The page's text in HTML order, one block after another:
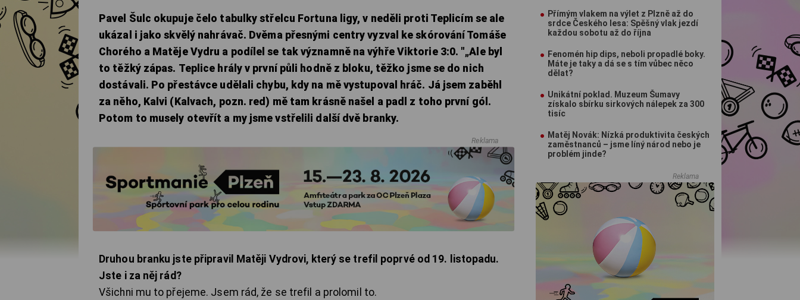
Pavel Šulc okupuje čelo tabulky střelcu Fortuna ligy, v neděli proti Teplicím se ale
ukázal i jako skvělý nahrávač. Dvěma přesnými centry vyzval ke skórování Tomáše
Chorého a Matěje Vydru a podílel se tak významně na výhře Viktorie 3:0. "„Ale byl
to těžký zápas. Teplice hrály v první půli hodně z bloku, těžko jsme se do nich
dostávali. Po přestávce udělali chybu, kdy na mě vystupoval hráč. Já jsem zaběhl
za něho, Kalvi (Kalvach, pozn. red) mě tam krásně našel a padl z toho první gól.
Potom to musely otevřít a my jsme vstřelili další dvě branky.
Reklama
Druhou branku jste připravil Matěji Vydrovi, který se trefil poprvé od 19. listopadu.
Jste i za něj rád?
Všichni mu to přejeme. Jsem rád, že se trefil a prolomil to.
Přímým vlakem na výlet z Plzně až do
srdce Českého lesa: Spěšný vlak jezdí
každou sobotu až do října
Fenomén hip dips, neboli propadlé boky.
Máte je taky a dá se s tím vůbec něco
dělat?
Unikátní poklad. Muzeum Šumavy
získalo sbírku sirkových nálepek za 300
tisíc
Matěj Novák: Nízká produktivita českých
zaměstnanců – jsme líný národ nebo je
problém jinde?
Reklama